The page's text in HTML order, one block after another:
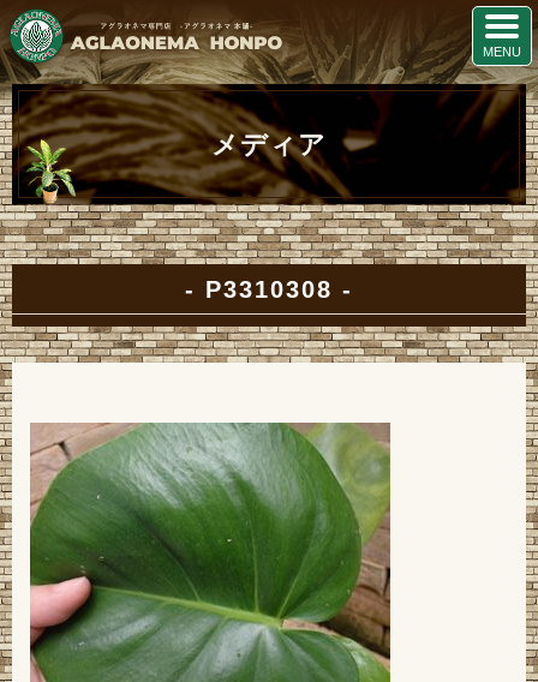
メディア
P3310308